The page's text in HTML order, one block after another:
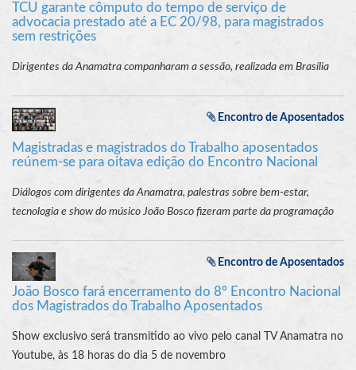
TCU garante cômputo do tempo de serviço de
advocacia prestado até a EC 20/98, para magistrados
sem restrições
Dirigentes da Anamatra companharam a sessão, realizada em Brasília
Encontro de Aposentados
Magistradas e magistrados do Trabalho aposentados
reúnem-se para oitava edição do Encontro Nacional
Diálogos com dirigentes da Anamatra, palestras sobre bem-estar,
tecnologia e show do músico João Bosco fizeram parte da programação
Encontro de Aposentados
João Bosco fará encerramento do 8º Encontro Nacional
dos Magistrados do Trabalho Aposentados
Show exclusivo será transmitido ao vivo pelo canal TV Anamatra no
Youtube, às 18 horas do dia 5 de novembro